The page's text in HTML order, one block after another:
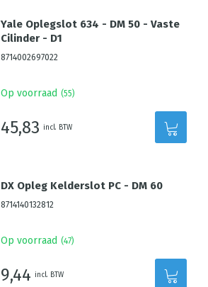
Yale Oplegslot 634 - DM 50 - Vaste
Cilinder - D1
8714002697022
Op voorraad (55)
45,83 incl. BTW
DX Opleg Kelderslot PC - DM 60
8714140132812
Op voorraad (47)
9,44 incl. BTW